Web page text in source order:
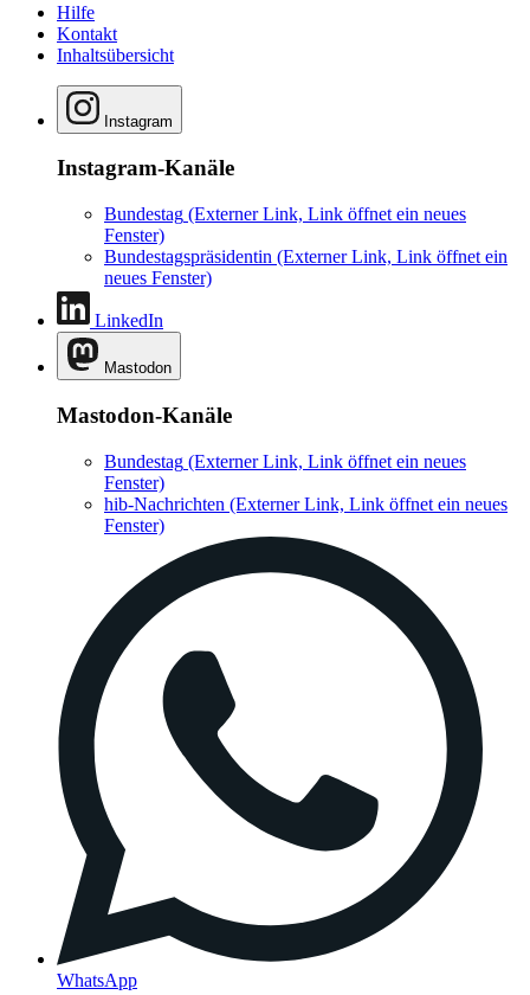
Hilfe
Kontakt
Inhaltsübersicht
Instagram
Instagram-Kanäle
Bundestag (Externer Link, Link öffnet ein neues
Fenster)
Bundestagspräsidentin (Externer Link, Link öffnet ein
neues Fenster)
LinkedIn
Mastodon
Mastodon-Kanäle
Bundestag (Externer Link, Link öffnet ein neues
Fenster)
hib-Nachrichten (Externer Link, Link öffnet ein neues
Fenster)
WhatsApp